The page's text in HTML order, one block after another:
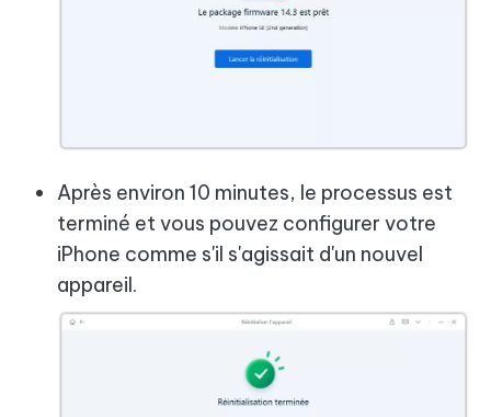
Après environ 10 minutes, le processus est
terminé et vous pouvez configurer votre
iPhone comme s'il s'agissait d'un nouvel
appareil.